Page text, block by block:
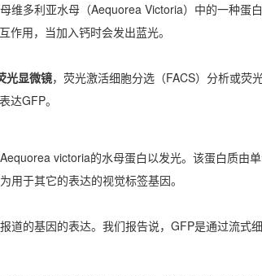
维多利亚水母（Aequorea Victoria）中的一种
作用，当加入钙时会发出蓝光。
光显微镜，荧光激活细胞分选（FACS）分析或荧
达GFP。
victoria的水母蛋白以发光。该蛋白质由
用于其它的表达的视觉标签基因。
道的基因的表达。我们报告说，GFP是通过流式